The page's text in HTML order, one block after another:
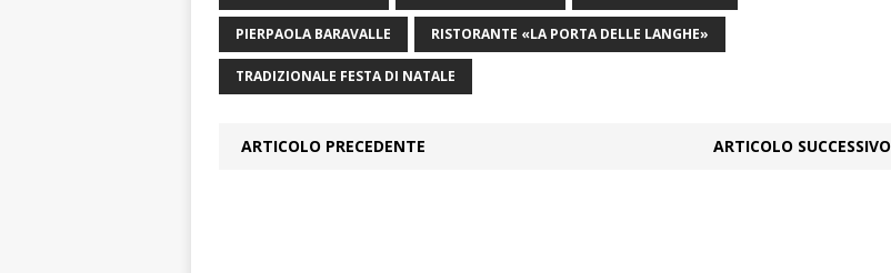
PIERPAOLA BARAVALLE RISTORANTE «LA PORTA DELLE LANGHE»
TRADIZIONALE FESTA DI NATALE
ARTICOLO PRECEDENTE ARTICOLO SUCCESSIVO